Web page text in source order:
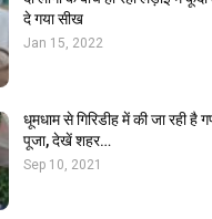
दे गया सीख
Jan 15, 2022
धूमधाम से गिरिडीह में की जा रही है
पूजा, देखें शहर…
Sep 10, 2021